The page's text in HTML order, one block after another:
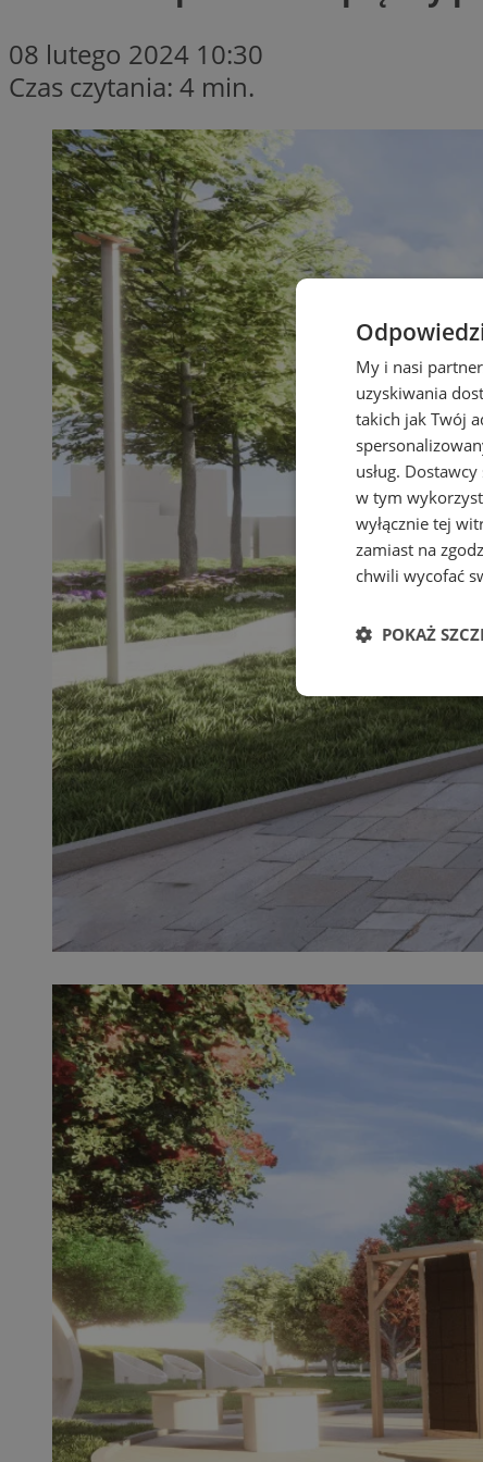
08 lutego 2024 10:30
Czas czytania: 4 min.
My i nasi
uzyskiwania
takich jak Twój
usług.
w tym
wyłącznie tej
zamiast na
chwili wycofać
POKAŻ
Niezbędne
Niezbędne pliki
zarządzanie
Nazwa
__cf_bm
__cf_bm